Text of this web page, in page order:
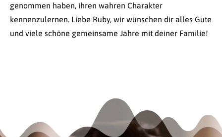
genommen haben, ihren wahren Charakter
kennenzulernen. Liebe Ruby, wir wünschen dir alles Gute
und viele schöne gemeinsame Jahre mit deiner Familie!